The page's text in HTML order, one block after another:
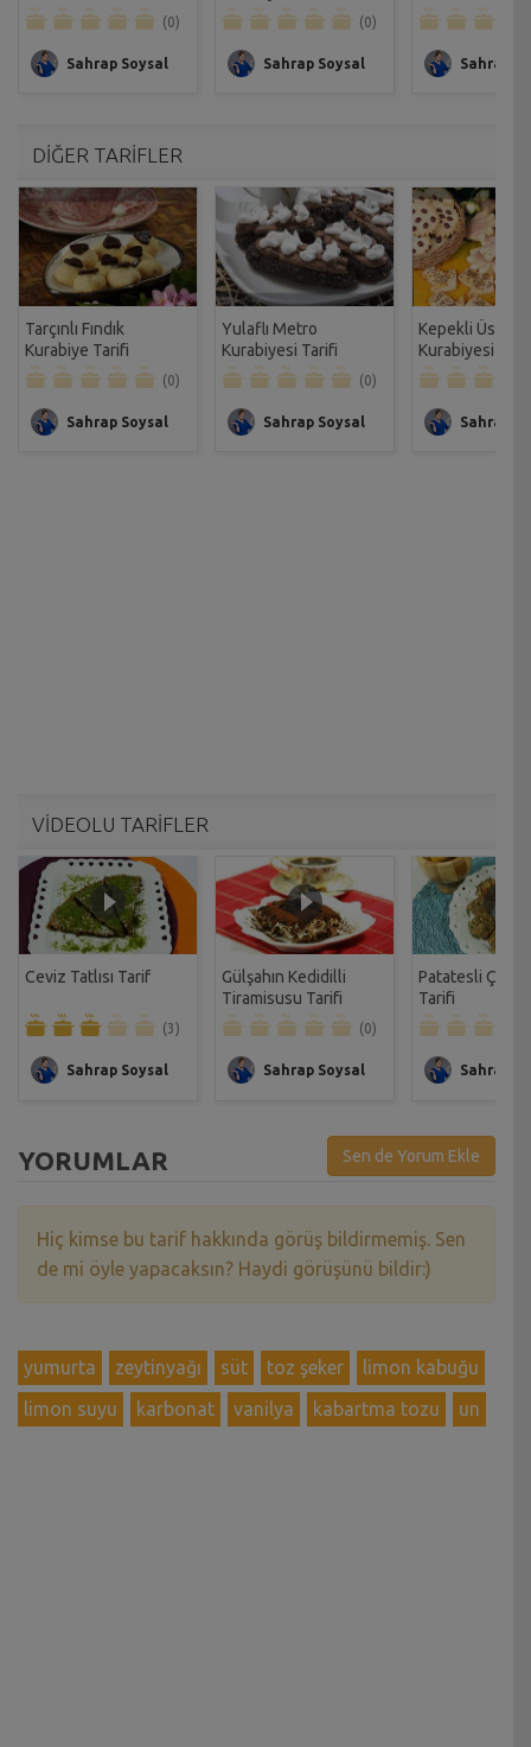
(0)
Sahrap Soysal
(0)
Sahrap Soysal Sahrap
DİĞER TARİFLER
Tarçınlı Fındık
Kurabiye Tarifi
(0)
Sahrap Soysal
Yulaflı Metro
Kurabiyesi Tarifi
(0)
Sahrap Soysal
Kepekli Üsküp
Kurabiyesi
Sahrap
VİDEOLU TARİFLER
Ceviz Tatlısı Tarif
(3)
Sahrap Soysal
Gülşahın Kedidilli
Tiramisusu Tarifi
(0)
Sahrap Soysal
Patatesli Çıtır
Tarifi
Sahrap
YORUMLAR Sen de Yorum Ekle
Hiç kimse bu tarif hakkında görüş bildirmemiş. Sen
de mi öyle yapacaksın? Haydi görüşünü bildir:)
yumurta zeytinyağı süt toz şeker
limon kabuğu
limon suyu
karbonat vanilya kabartma tozu un